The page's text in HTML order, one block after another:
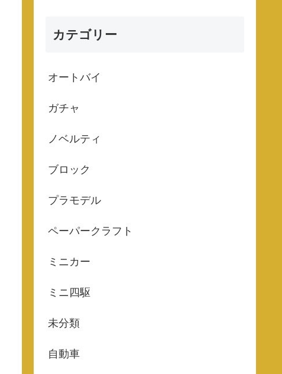
カテゴリー
オートバイ
ガチャ
ノベルティ
ブロック
プラモデル
ペーパークラフト
ミニカー
ミニ四駆
未分類
自動車